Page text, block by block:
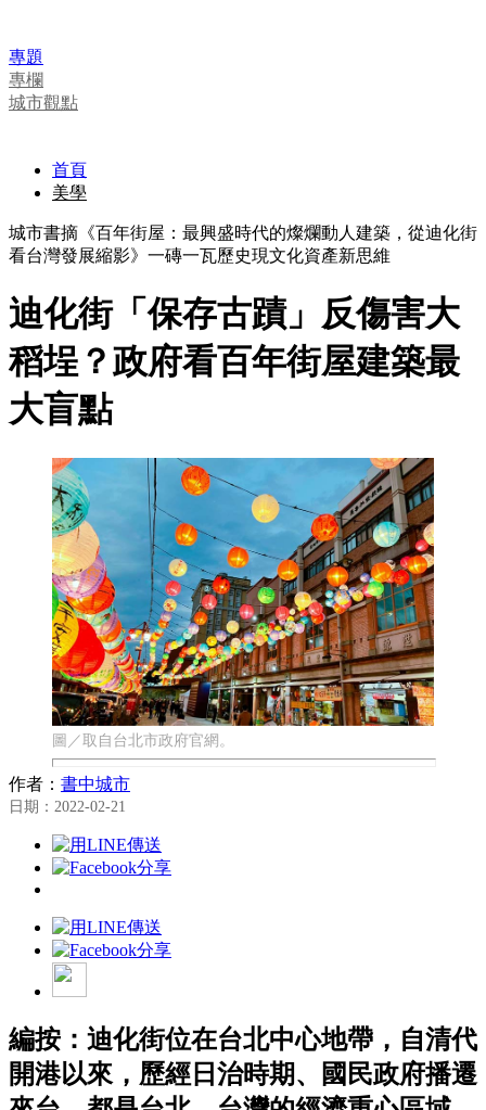
專題
專欄
城市觀點
首頁
美學
城市書摘《百年街屋：最興盛時代的燦爛動人建築，從迪化街
看台灣發展縮影》一磚一瓦歷史現文化資產新思維
迪化街「保存古蹟」反傷害大
稻埕？政府看百年街屋建築最
大盲點
圖／取自台北市政府官網。
作者： 書中城市
日期：2022-02-21
編按：迪化街位在台北中心地帶，自清代
開港以來，歷經日治時期、國民政府播遷